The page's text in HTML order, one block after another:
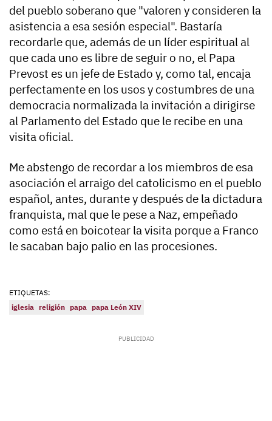
del pueblo soberano que "valoren y consideren la
asistencia a esa sesión especial". Bastaría
recordarle que, además de un líder espiritual al
que cada uno es libre de seguir o no, el Papa
Prevost es un jefe de Estado y, como tal, encaja
perfectamente en los usos y costumbres de una
democracia normalizada la invitación a dirigirse
al Parlamento del Estado que le recibe en una
visita oficial.
Me abstengo de recordar a los miembros de esa
asociación el arraigo del catolicismo en el pueblo
español, antes, durante y después de la dictadura
franquista, mal que le pese a Naz, empeñado
como está en boicotear la visita porque a Franco
le sacaban bajo palio en las procesiones.
ETIQUETAS:
iglesia religión papa papa León XIV